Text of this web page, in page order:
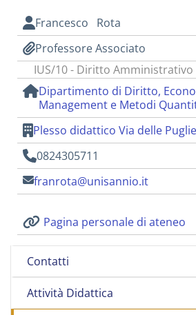
Contatti
Attività Didattica
Francesco Rota
Professore Associato
IUS/10 - Diritto Amministrativo
Dipartimento di Diritto,
Management e Metodi
Plesso didattico Via delle Puglie
0824305711
franrota@unisannio.it
Pagina personale di ateneo